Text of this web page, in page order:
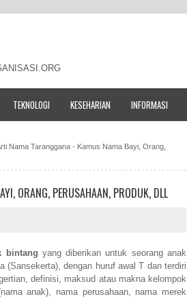
TEKNOLOGI KESEHARIAN INFORMASI
Nama Taranggana - Kamus Nama Bayi, Orang,
ORANG, PERUSAHAAN, PRODUK, DLL
bintang yang diberikan untuk seorang anak
(Sansekerta), dengan huruf awal T dan terdiri
definisi, maksud atau makna kelompok
anak), nama perusahaan, nama merek